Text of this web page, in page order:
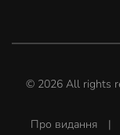
© 2026 All rights
Про видання|